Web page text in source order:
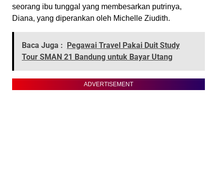
seorang ibu tunggal yang membesarkan putrinya,
Diana, yang diperankan oleh Michelle Ziudith.
Baca Juga :
Pegawai Travel Pakai Duit Study
Tour SMAN 21 Bandung untuk Bayar Utang
ADVERTISEMENT